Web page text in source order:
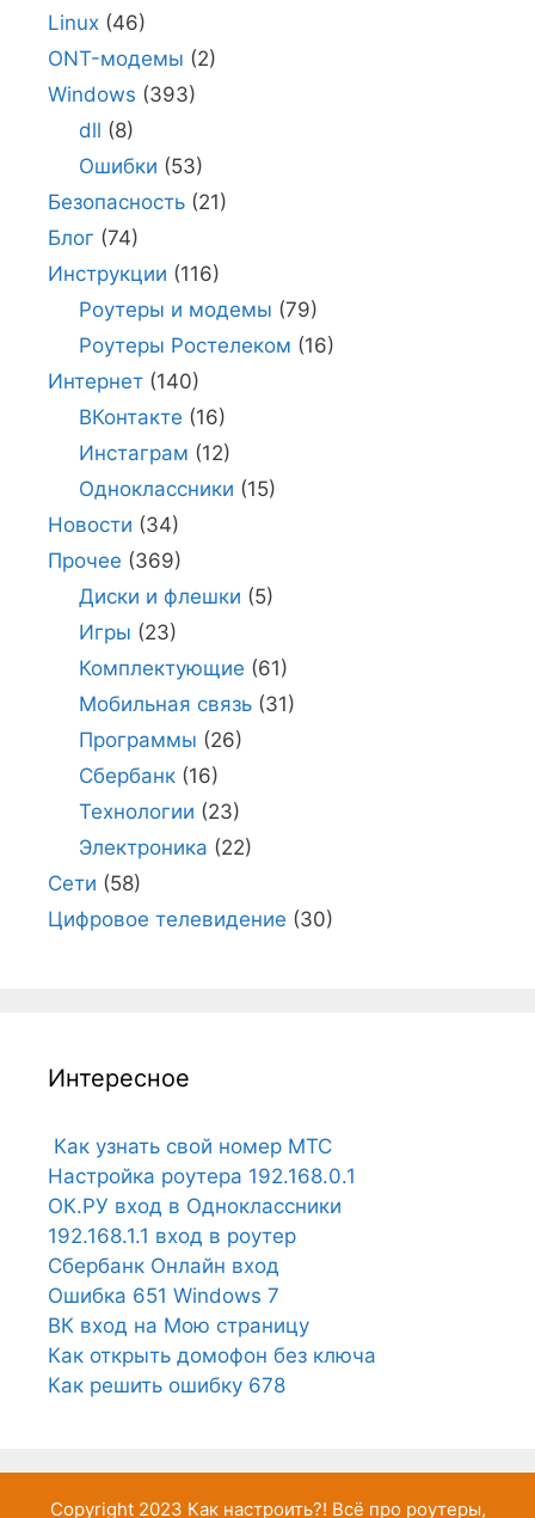
Linux (46)
ONT-модемы (2)
Windows (393)
dll (8)
Ошибки (53)
Безопасность (21)
Блог (74)
Инструкции (116)
Роутеры и модемы (79)
Роутеры Ростелеком (16)
Интернет (140)
ВКонтакте (16)
Инстаграм (12)
Одноклассники (15)
Новости (34)
Прочее (369)
Диски и флешки (5)
Игры (23)
Комплектующие (61)
Мобильная связь(31)
Программы (26)
Сбербанк(16)
Технологии (23)
Электроника (22)
Сети (58)
Цифровое телевидение (30)
Интересное
Как узнать свой номер МТС
Настройка роутера 192.168.0.1
ОК.РУ вход в Одноклассники
192.168.1.1 вход в роутер
Сбербанк Онлайн вход
Ошибка 651 Windows 7
ВК вход на Мою страницу
Как открыть домофон без ключа
Как решить ошибку 678
Copyright 2023 Как настроить?! Всё про роутеры,